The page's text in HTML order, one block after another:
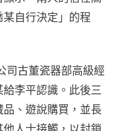
自行決定」的程
司古董瓷器部高級經
李平認識。此後三
、遊說購買，並長